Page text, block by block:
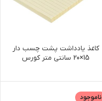
کاغذ یادداشت پشت چسب دار
15×20 سانتی متر کورس
ناموجود